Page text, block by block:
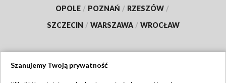
OPOLE / POZNAŃ / RZESZÓW /
SZCZECIN / WARSZAWA / WROCŁAW
Szanujemy Twoją prywatność